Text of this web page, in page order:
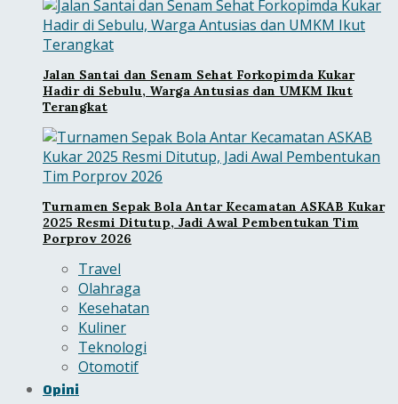
Jalan Santai dan Senam Sehat Forkopimda Kukar
Hadir di Sebulu, Warga Antusias dan UMKM Ikut
Terangkat
Turnamen Sepak Bola Antar Kecamatan ASKAB Kukar
2025 Resmi Ditutup, Jadi Awal Pembentukan Tim
Porprov 2026
Travel
Olahraga
Kesehatan
Kuliner
Teknologi
Otomotif
Opini